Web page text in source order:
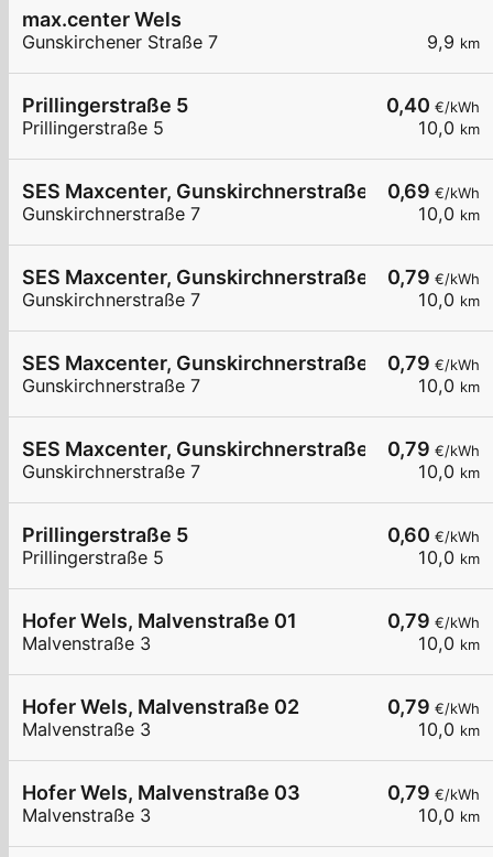
9,9 km
max.center Wels
Gunskirchener Straße 7
0,40 €/kWh
10,0 km
Prillingerstraße 5
Prillingerstraße 5
0,69 €/kWh
10,0 km
SES Maxcenter, Gunskirchnerstraße 7, 4600
Gunskirchnerstraße 7
0,79 €/kWh
10,0 km
SES Maxcenter, Gunskirchnerstraße 7, 4600
Gunskirchnerstraße 7
0,79 €/kWh
10,0 km
SES Maxcenter, Gunskirchnerstraße 7, 4600
Gunskirchnerstraße 7
0,79 €/kWh
10,0 km
SES Maxcenter, Gunskirchnerstraße 7, 4600
Gunskirchnerstraße 7
0,60 €/kWh
10,0 km
Prillingerstraße 5
Prillingerstraße 5
0,79 €/kWh
10,0 km
Hofer Wels, Malvenstraße 01
Malvenstraße 3
0,79 €/kWh
10,0 km
Hofer Wels, Malvenstraße 02
Malvenstraße 3
0,79 €/kWh
10,0 km
Hofer Wels, Malvenstraße 03
Malvenstraße 3